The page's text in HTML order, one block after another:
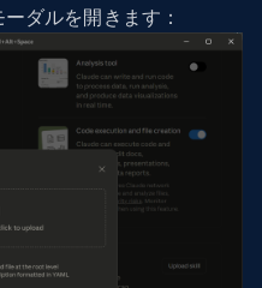
ダルを開きます：